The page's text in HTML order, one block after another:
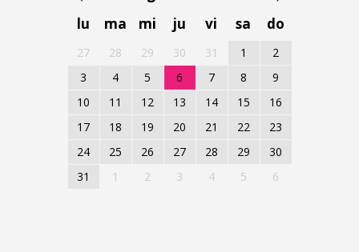
lu
ma mi ju vi sa do
27 28 29 30 31 1
2
3
4 5 6 7 8
9
10
11 12 13 14 15
16
17
18 19 20 21 22
23
24
25 26 27 28 29
30
31
1 2 3 4 5 6